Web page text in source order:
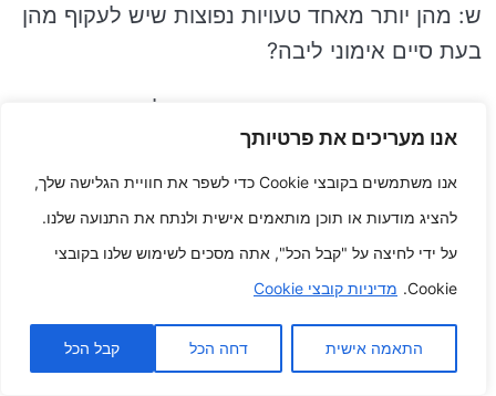
אנו מעריכים את פרטיותך
אנו משתמשים בקובצי Cookie כדי לשפר את חוויית הגלישה שלך,
להציג מודעות או תוכן מותאמים אישית ולנתח את התנועה שלנו.
על ידי לחיצה על "קבל הכל", אתה מסכים לשימוש שלנו בקובצי
Cookie. מדיניות קובצי Cookie
התאמה אישית דחה הכל קבל הכל
ש: מהן יותר מאחד טעויות נפוצות שיש לעקוף מהן
בעת ​​סיים אימוני ליבה?
ת: יותר מאחד טעויות נפוצות שיש לעקוף מהן בעת
​​סיים אימוני ליבה כוללות עצירת נשימה, קימור הגב
ושימוש במומנטום.
ת: יותר מאחד להפקת המרב מאימוני הליבה
האישי שלך כוללים חימום קודם ל שמתחילים,